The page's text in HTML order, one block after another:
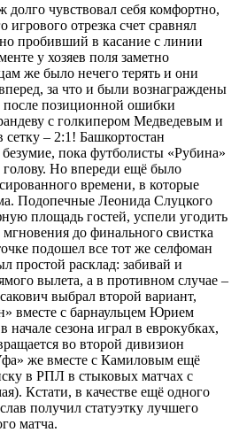
долго чувствовал себя комфортно,
игрового отрезка счет сравнял
пробивший в касание с линии
у хозяев поля заметно
же было нечего терять и они
за что и были вознаграждены
после позиционной ошибки
с голкипером Медведевым и
– 2:1! Башкортостан
безумие, пока футболисты «Рубина»
голову. Но впереди ещё было
времени, в которые
Подопечные Леонида Слуцкого
площадь гостей, успели угодить
до финального свистка
подошел все тот же селфоман
простой расклад: забивай и
вылета, а в противном случае –
выбрал второй вариант,
вместе с барнаульцем Юрием
сезона играл в еврокубках,
во второй дивизион
же вместе с Камиловым ещё
в РПЛ в стыковых матчах с
Кстати, в качестве ещё одного
получил статуэтку лучшего
матча.